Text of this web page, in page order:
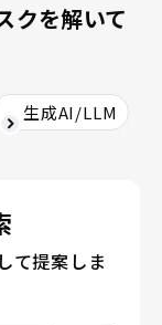
クを解いて
生成AI/LLM
て提案しま